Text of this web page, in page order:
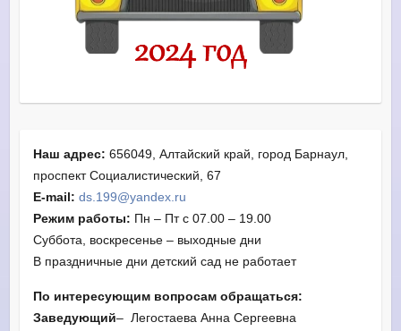
Наш адрес: 656049, Алтайский край, город Барнаул,
проспект Социалистический, 67
E-mail: ds.199@yandex.ru
Режим работы: Пн – Пт с 07.00 – 19.00
Суббота, воскресенье – выходные дни
В праздничные дни детский сад не работает
По интересующим вопросам обращаться:
Заведующий– Легостаева Анна Сергеевна